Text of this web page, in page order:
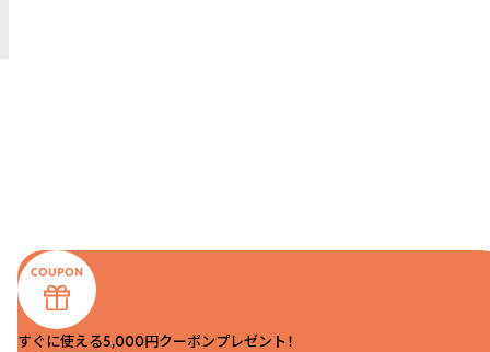
すぐに使える5,000円クーポンプレゼント！